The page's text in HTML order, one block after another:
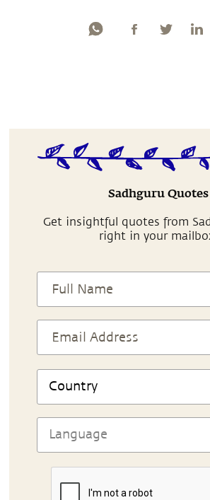
Sadhguru Quotes
Get insightful quotes from
right in your